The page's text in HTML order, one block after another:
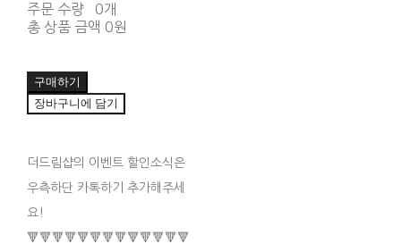
주문 수량
0개
총 상품 금액 0원
구매하기
장바구니에 담기
더드림샵의 이벤트 할인소식은
우측하단 카톡하기 추가해주세
요!
🔻🔻🔻🔻🔻🔻🔻🔻🔻🔻🔻🔻🔻